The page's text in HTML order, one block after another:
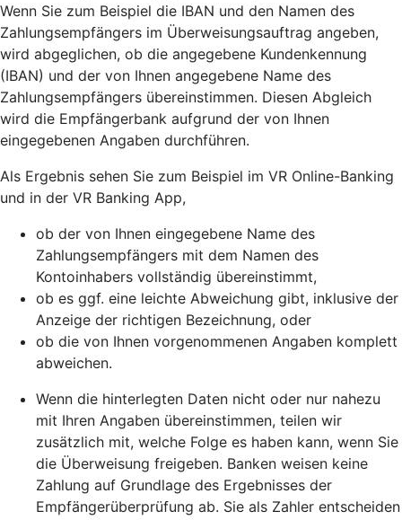
Wenn Sie zum Beispiel die IBAN und den Namen des
Zahlungsempfängers im Überweisungsauftrag angeben,
wird abgeglichen, ob die angegebene Kundenkennung
(IBAN) und der von Ihnen angegebene Name des
Zahlungsempfängers übereinstimmen. Diesen Abgleich
wird die Empfängerbank aufgrund der von Ihnen
eingegebenen Angaben durchführen.
Als Ergebnis sehen Sie zum Beispiel im VR Online-Banking
und in der VR Banking App,
ob der von Ihnen eingegebene Name des
Zahlungsempfängers mit dem Namen des
Kontoinhabers vollständig übereinstimmt,
ob es ggf. eine leichte Abweichung gibt, inklusive der
Anzeige der richtigen Bezeichnung, oder
ob die von Ihnen vorgenommenen Angaben komplett
abweichen.
Wenn die hinterlegten Daten nicht oder nur nahezu
mit Ihren Angaben übereinstimmen, teilen wir
zusätzlich mit, welche Folge es haben kann, wenn Sie
die Überweisung freigeben. Banken weisen keine
Zahlung auf Grundlage des Ergebnisses der
Empfängerüberprüfung ab. Sie als Zahler entscheiden